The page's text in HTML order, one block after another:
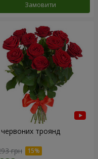
Замовити
троянд
грн